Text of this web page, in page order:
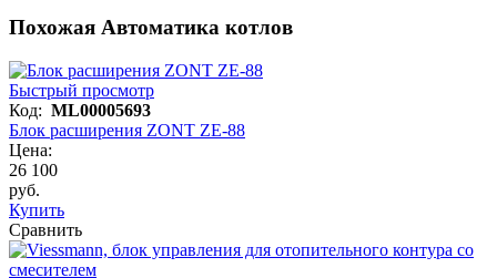
Похожая Автоматика котлов
Быстрый просмотр
Код: ML00005693
Блок расширения ZONT ZE-88
Цена:
26 100
руб.
Купить
Сравнить